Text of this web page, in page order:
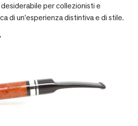
per collezionisti e
di un’esperienza distintiva e di stile.